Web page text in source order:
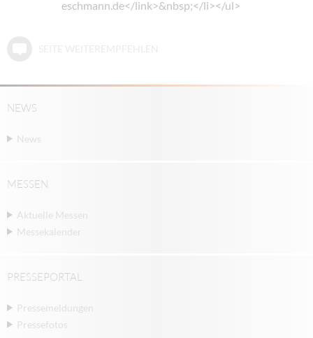
eschmann.de</link>&nbsp;</li></ul>
NEWS
News
MESSEN
Aktuelle Messen
Messekalender
PRESSEPORTAL
Pressemeldungen
Pressefotos